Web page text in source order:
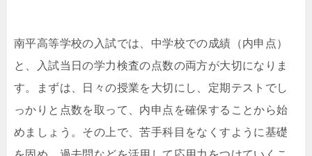
南平高等学校の入試では、中学校での成績（内申点）
と、入試当日の学力検査の点数の両方が大切になりま
す。まずは、日々の授業を大切にし、定期テストでし
っかりと点数を取って、内申点を確保することから始
めましょう。その上で、苦手科目をなくすように基礎